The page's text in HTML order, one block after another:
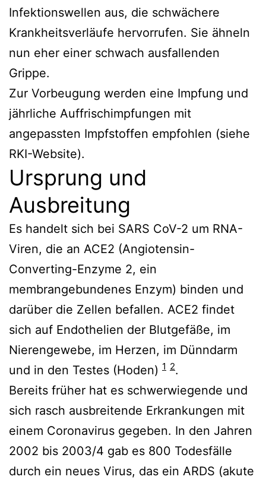
Infektionswellen aus, die schwächere
Krankheitsverläufe hervorrufen. Sie ähneln
nun eher einer schwach ausfallenden
Grippe.
Zur Vorbeugung werden eine Impfung und
jährliche Auffrischimpfungen mit
angepassten Impfstoffen empfohlen (siehe
RKI-Website).
Ursprung und
Ausbreitung
Es handelt sich bei SARS CoV-2 um RNA-
Viren, die an ACE2 (Angiotensin-
Converting-Enzyme 2, ein
membrangebundenes Enzym) binden und
darüber die Zellen befallen. ACE2 findet
sich auf Endothelien der Blutgefäße, im
Nierengewebe, im Herzen, im Dünndarm
und in den Testes (Hoden) 1 2.
Bereits früher hat es schwerwiegende und
sich rasch ausbreitende Erkrankungen mit
einem Coronavirus gegeben. In den Jahren
2002 bis 2003/4 gab es 800 Todesfälle
durch ein neues Virus, das ein ARDS (akute